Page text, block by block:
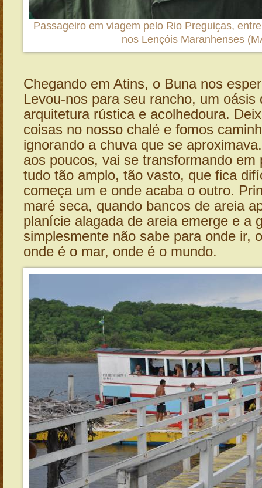
Passageiro em viagem pelo Rio Preguiças,
nos Lençóis Maranhenses
Chegando em Atins, o Buna nos
Levou-nos para seu rancho, um oásis
arquitetura rústica e acolhedoura.
coisas no nosso chalé e fomos
ignorando a chuva que se
aos poucos, vai se transformando em
tudo tão amplo, tão vasto, que fica
começa um e onde acaba o outro.
maré seca, quando bancos de areia
planície alagada de areia emerge e a
simplesmente não sabe para onde ir,
onde é o mar, onde é o mundo.